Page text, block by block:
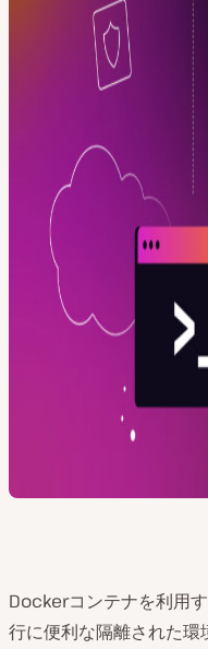
Dockerコンテナを利用
行に便利な隔離された環